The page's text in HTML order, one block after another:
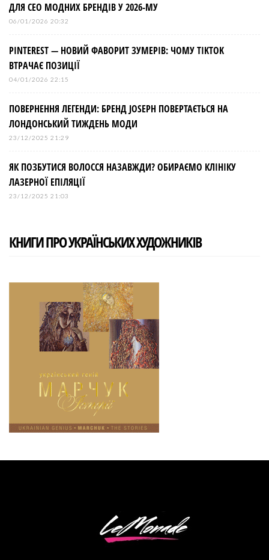
ДЛЯ СЕО МОДНИХ БРЕНДІВ У 2026-МУ
06/01/2026 20:32
PINTEREST — НОВИЙ ФАВОРИТ ЗУМЕРІВ: ЧОМУ TIKTOK
ВТРАЧАЄ ПОЗИЦІЇ
04/01/2026 22:15
ПОВЕРНЕННЯ ЛЕГЕНДИ: БРЕНД JOSEPH ПОВЕРТАЄТЬСЯ НА
ЛОНДОНСЬКИЙ ТИЖДЕНЬ МОДИ
23/12/2025 21:29
ЯК ПОЗБУТИСЯ ВОЛОССЯ НАЗАВЖДИ? ОБИРАЄМО КЛІНІКУ
ЛАЗЕРНОЇ ЕПІЛЯЦІЇ
23/12/2025 21:03
КНИГИ ПРО УКРАЇНСЬКИХ ХУДОЖНИКІВ